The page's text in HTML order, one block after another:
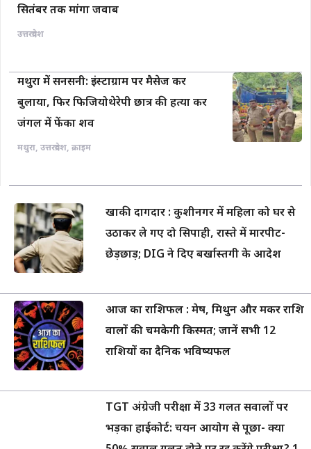
सितंबर तक मांगा जवाब
उत्तरप्रदेश
मथुरा में सनसनी: इंस्टाग्राम पर मैसेज कर
बुलाया, फिर फिजियोथेरेपी छात्र की हत्या कर
जंगल में फेंका शव
मथुरा, उत्तरप्रदेश, क्राइम
खाकी दागदार : कुशीनगर में महिला को घर से
उठाकर ले गए दो सिपाही, रास्ते में मारपीट-
छेड़छाड़; DIG ने दिए बर्खास्तगी के आदेश
आज का राशिफल : मेष, मिथुन और मकर राशि
वालों की चमकेगी किस्मत; जानें सभी 12
राशियों का दैनिक भविष्यफल
TGT अंग्रेजी परीक्षा में 33 गलत सवालों पर
भड़का हाईकोर्ट: चयन आयोग से पूछा- क्या